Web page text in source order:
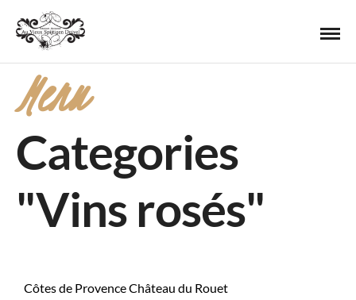
Menu
Categories
"Vins rosés"
Côtes de Provence Château du Rouet